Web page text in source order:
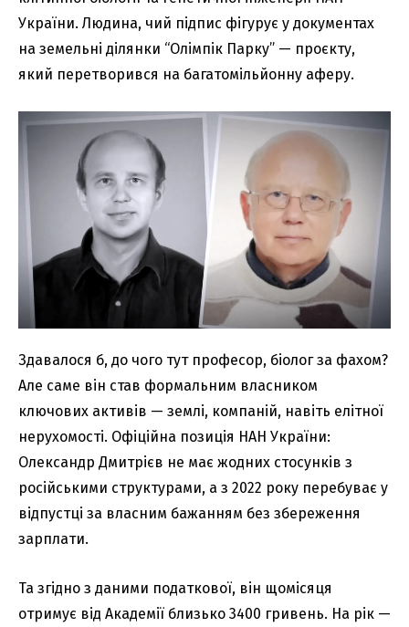
України. Людина, чий підпис фігурує у документах
на земельні ділянки “Олімпік Парку” — проєкту,
який перетворився на багатомільйонну аферу.
Здавалося б, до чого тут професор, біолог за фахом?
Але саме він став формальним власником
ключових активів — землі, компаній, навіть елітної
нерухомості. Офіційна позиція НАН України:
Олександр Дмитрієв не має жодних стосунків з
російськими структурами, а з 2022 року перебуває у
відпустці за власним бажанням без збереження
зарплати.
Та згідно з даними податкової, він щомісяця
отримує від Академії близько 3400 гривень. На рік —